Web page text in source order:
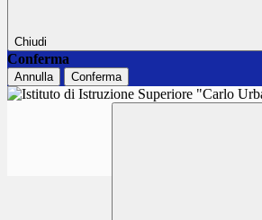
Chiudi
Conferma
Annulla Conferma